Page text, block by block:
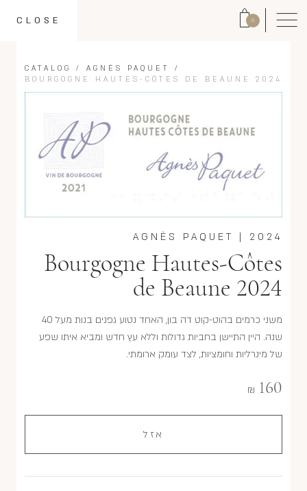
0
CLOSE
CATALOG / AGNÈS PAQUET
/
BOURGOGNE HAUTES-CÔTES DE BEAUNE 2024
2024
AGNÈS PAQUET
Bourgogne Hautes-Côtes
de Beaune 2024
משני כרמים בהוט-קוט דה בון, האחד נטוע גפנים בנות מעל 40
שנה. היין התיישן בחביות גדולות וללא עץ חדש ומביא איתו שפע
של מינרליות וחומציות, לצד עומק ארומתי.
160
₪
אזל